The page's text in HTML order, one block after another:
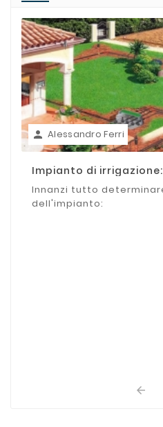
 Alessandro Ferri
Impianto di
zone
Innanzi tutto
dell'impianto:
